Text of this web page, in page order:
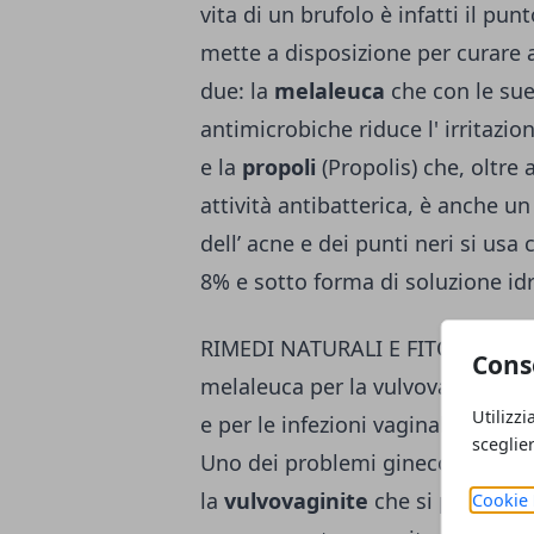
Cookie
vita di un brufolo è infatti il
mette a disposizione per
due: la melaleuca che con le
antimicrobiche riduce l'
e la propoli (Propolis) che, oltre
attività antibatterica, è anche
dell’ acne e dei punti neri si
8% e sotto forma di soluzione
RIMEDI NATURALI E
melaleuca per la vulvovaginite e
e per le infezioni vaginali
Uno dei problemi ginecologici
la vulvovaginite che si